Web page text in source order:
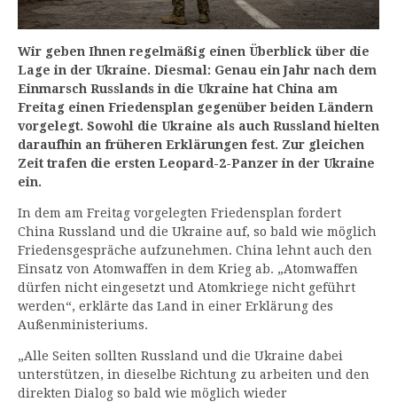
Wir geben Ihnen regelmäßig einen Überblick über die
Lage in der Ukraine. Diesmal: Genau ein Jahr nach dem
Einmarsch Russlands in die Ukraine hat China am
Freitag einen Friedensplan gegenüber beiden Ländern
vorgelegt. Sowohl die Ukraine als auch Russland hielten
daraufhin an früheren Erklärungen fest. Zur gleichen
Zeit trafen die ersten Leopard-2-Panzer in der Ukraine
ein.
In dem am Freitag vorgelegten Friedensplan fordert
China Russland und die Ukraine auf, so bald wie möglich
Friedensgespräche aufzunehmen. China lehnt auch den
Einsatz von Atomwaffen in dem Krieg ab. „Atomwaffen
dürfen nicht eingesetzt und Atomkriege nicht geführt
werden“, erklärte das Land in einer Erklärung des
Außenministeriums.
„Alle Seiten sollten Russland und die Ukraine dabei
unterstützen, in dieselbe Richtung zu arbeiten und den
direkten Dialog so bald wie möglich wieder